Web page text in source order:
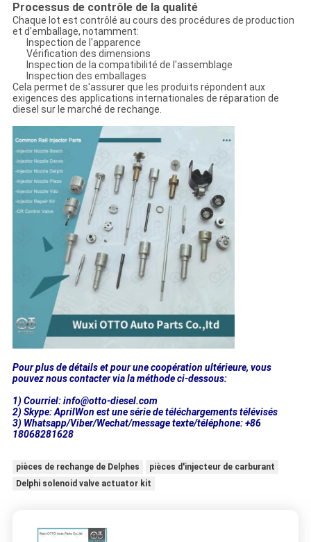
Processus de contrôle de la qualité
Chaque lot est contrôlé au cours des procédures de production
et d'emballage, notamment:
Inspection de l'apparence
Vérification des dimensions
Inspection de la compatibilité de l'assemblage
Inspection des emballages
Cela permet de s'assurer que les produits répondent aux
exigences des applications internationales de réparation de
diesel sur le marché de rechange.
Pour plus de détails et pour une coopération ultérieure, vous
pouvez nous contacter via la méthode ci-dessous:
1) Courriel: info@otto-diesel.com
2) Skype: AprilWon est une série de téléchargements télévisés
3) Whatsapp/Viber/Wechat/message texte/téléphone: +86
18068281628
pièces de rechange de Delphes
pièces d'injecteur de carburant
Delphi solenoid valve actuator kit